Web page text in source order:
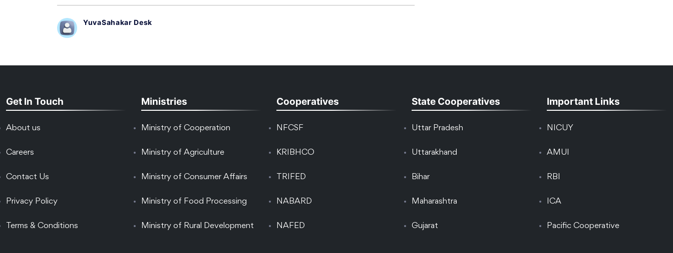
YuvaSahakar Desk
Get In Touch
About us
Careers
Contact Us
Privacy Policy
Terms & Conditions
Ministries
Ministry of Cooperation
Ministry of Agriculture
Ministry of Consumer Affairs
Ministry of Food Processing
Ministry of Rural Development
Cooperatives
NFCSF
KRIBHCO
TRIFED
NABARD
NAFED
State Cooperatives
Uttar Pradesh
Uttarakhand
Bihar
Maharashtra
Gujarat
Important Links
NICUY
AMUI
RBI
ICA
Pacific Cooperative